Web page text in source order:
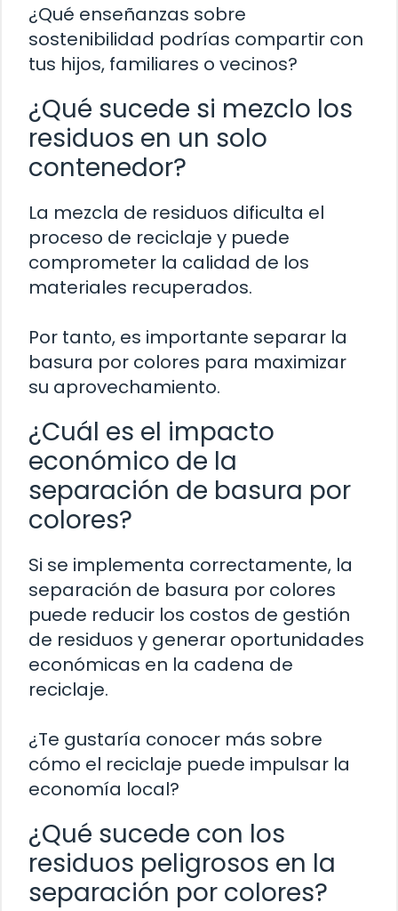
¿Qué enseñanzas sobre
sostenibilidad podrías compartir con
tus hijos, familiares o vecinos?
¿Qué sucede si mezclo los
residuos en un solo
contenedor?
La mezcla de residuos dificulta el
proceso de reciclaje y puede
comprometer la calidad de los
materiales recuperados.
Por tanto, es importante separar la
basura por colores para maximizar
su aprovechamiento.
¿Cuál es el impacto
económico de la
separación de basura por
colores?
Si se implementa correctamente, la
separación de basura por colores
puede reducir los costos de gestión
de residuos y generar oportunidades
económicas en la cadena de
reciclaje.
¿Te gustaría conocer más sobre
cómo el reciclaje puede impulsar la
economía local?
¿Qué sucede con los
residuos peligrosos en la
separación por colores?